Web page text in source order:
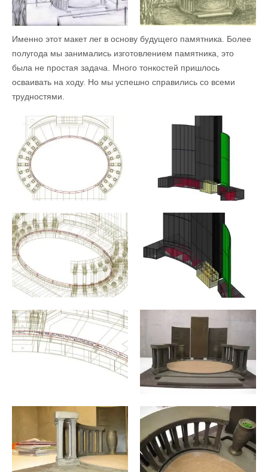
Именно этот макет лег в основу будущего памятника. Более
полугода мы занимались изготовлением памятника, это
была не простая задача. Много тонкостей пришлось
осваивать на ходу. Но мы успешно справились со всеми
трудностями.